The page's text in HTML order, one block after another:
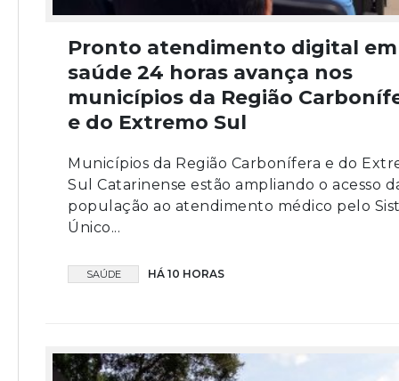
Pronto atendimento digital em
saúde 24 horas avança nos
municípios da Região
e do Extremo Sul
Municípios da Região Carbonífera e do
Sul Catarinense estão ampliando o acesso
população ao atendimento médico pelo
Único...
SAÚDE HÁ 10 HORAS